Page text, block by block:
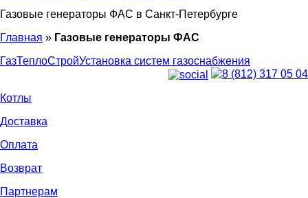
Газовые генераторы ФАС в Санкт-Петербурге
Главная » Газовые генераторы ФАС
ГазТеплоСтройУстановка систем газоснабжения
8 (812) 317 05 04
Котлы
Доставка
Оплата
Возврат
Партнерам